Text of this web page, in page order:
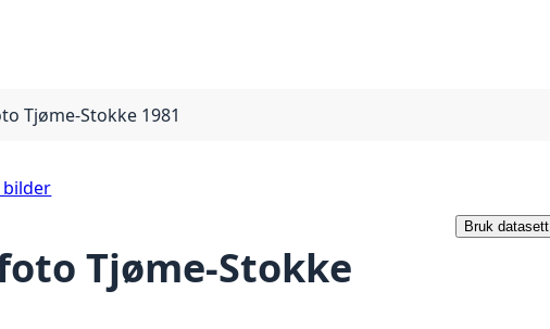
Tjøme-Stokke 1981
bilder
Tjøme-Stokke
Bruk datasett